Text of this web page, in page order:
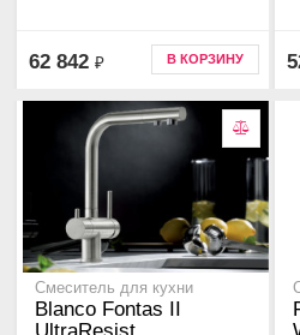
62 842 ₽ В КОРЗИНУ
Смеситель для кухни
Blanco Fontas II